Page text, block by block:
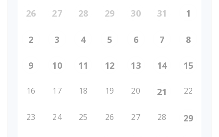
26 27 28 29 30 31 1
2 3 4 5 6 7 8
9 10 11 12 13 14 15
16 17 18 19 20 21 22
23 24 25 26 27 28 29